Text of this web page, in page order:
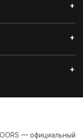
+
+
+
— официальный